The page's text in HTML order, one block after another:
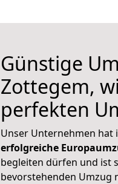
Günstige
Zottegem,
perfekten
Unser Unternehmen hat
erfolgreiche
begleiten dürfen und ist
bevorstehenden Umzug